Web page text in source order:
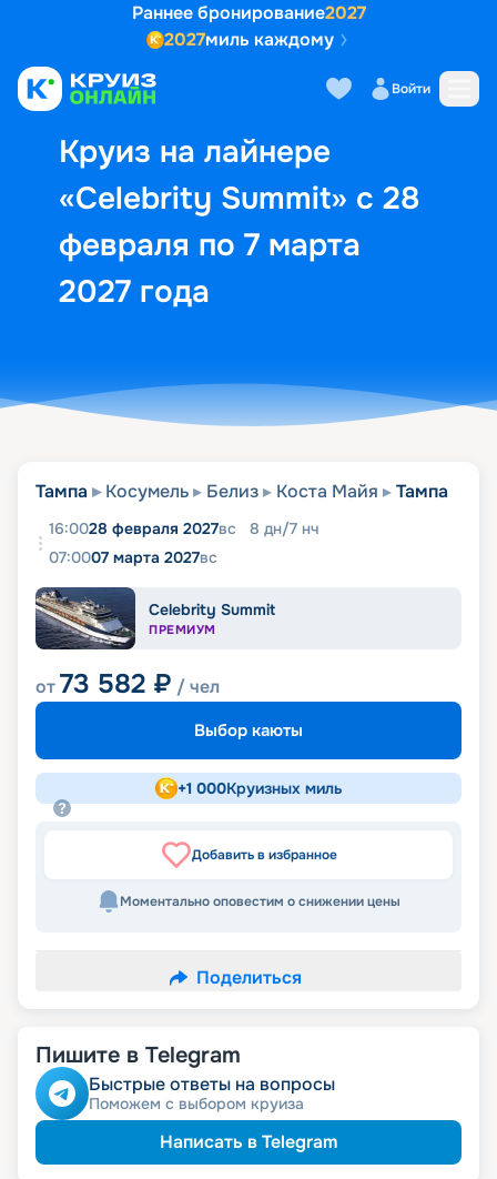
Раннее бронирование2027
2027миль каждому
Войти
Круиз на лайнере
«Celebrity Summit» с 28
февраля по 7 марта
2027 года
Выбор кают Маршрут и
Тампа Косумель Белиз Коста Майя Тампа
16:0028 февраля 2027вс 8 дн/7 нч
07:0007 марта 2027вс
Celebrity Summit
ПРЕМИУМ
от73 582 ₽ / чел
Выбор каюты
+1 000Круизных миль
Добавить в избранное
Моментально оповестим о снижении цены
Поделиться
Пишите в Telegram
Быстрые ответы на вопросы
Поможем с выбором круиза
Написать в Telegram